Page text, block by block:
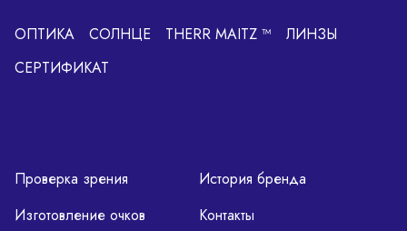
ОПТИКА СОЛНЦЕ THERR MAITZ ™
ЛИНЗЫ
СЕРТИФИКАТ
Проверка зрения
Изготовление очков
История бренда
Контакты